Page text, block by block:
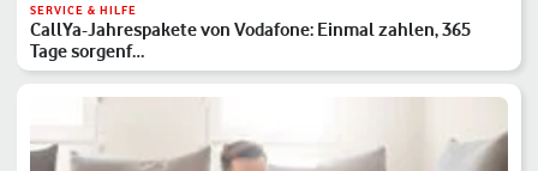
SERVICE & HILFE
CallYa-Jahrespakete von Vodafone: Einmal zahlen, 365
Tage sorgenf…